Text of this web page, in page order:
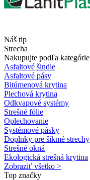
Náš tip
Strecha
Nakupujte podľa kategórie
Asfaltové šindle
Asfaltové pásy
Bitúmenová krytina
Plechová krytina
Odkvapové systémy
Strešné fólie
Oplechovanie
Systémové pásky
Doplnky pre šikmé strechy
Strešné okná
Ekologická strešná krytina
Zobraziť všetko >
Top značky